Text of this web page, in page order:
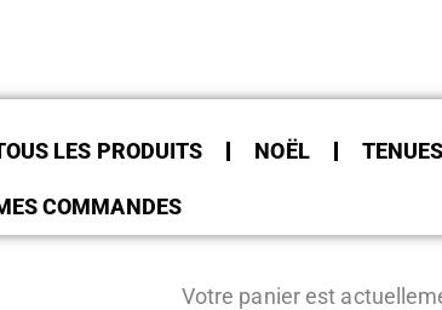
LES PRODUITS NOËL
COMMANDES
Votre panier est